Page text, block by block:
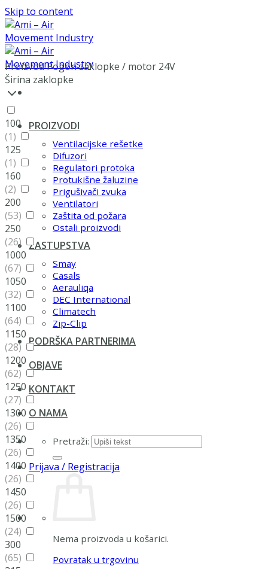
Skip to content
PROIZVODI
Ventilacijske rešetke
Difuzori
Regulatori protoka
Protukišne žaluzine
Prigušivači zvuka
Ventilatori
Zaštita od požara
Ostali proizvodi
ZASTUPSTVA
Smay
Casals
Aerauliqa
DEC International
Climatech
Zip-Clip
PODRŠKA PARTNERIMA
OBJAVE
KONTAKT
O NAMA
Pretraži:
Prijava / Registracija
Nema proizvoda u košarici.
Povratak u trgovinu
Proizvod Pogon zaklopke / motor 24V
Širina zaklopke
100
(1)
125
(1)
160
(2)
200
(53)
250
(26)
1000
(67)
1050
(32)
1100
(64)
1150
(28)
1200
(62)
1250
(27)
1300
(26)
1350
(26)
1400
(26)
1450
(26)
1500
(24)
300
(65)